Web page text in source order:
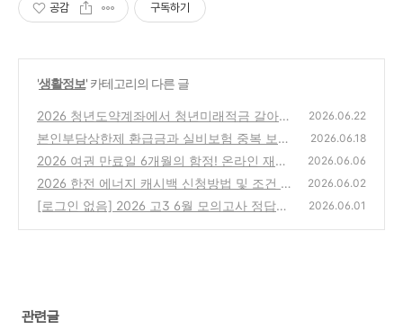
공감 구독하기
'생활정보' 카테고리의 다른 글
2026 청년도약계좌에서 청년미래적금 갈아타
기 완벽 가이드: 불이익 없이 이자·기여금 다
챙기는 법
(0)
2026.06.22
본인부담상한제 환급금과 실비보험 중복 보상
여부 및 필수 청구 서류 완벽 가이드
(0)
2026.06.18
2026 여권 만료일 6개월의 함정! 온라인 재발
급 및 국제운전면허증 필수 체크
(0)
2026.06.06
2026 한전 에너지 캐시백 신청방법 및 조건 전
기요금 환급금 총정리
(1)
2026.06.02
[로그인 없음] 2026 고3 6월 모의고사 정답지·
2026.06.01
관련글